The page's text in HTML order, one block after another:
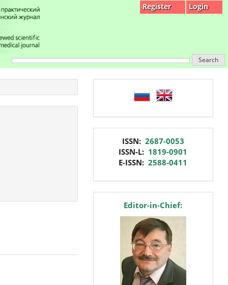
Register Login
Search
language
ISSN: 2687-0053
ISSN-L: 1819-0901
E-ISSN:2588-0411
editorEditor-in-Chief: